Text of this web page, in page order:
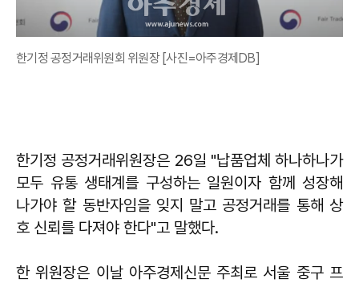
한기정 공정거래위원회 위원장 [사진=아주경제DB]
한기정 공정거래위원장은 26일 "납품업체 하나하나가
모두 유통 생태계를 구성하는 일원이자 함께 성장해
나가야 할 동반자임을 잊지 말고 공정거래를 통해 상
호 신뢰를 다져야 한다"고 말했다.
한 위원장은 이날 아주경제신문 주최로 서울 중구 프